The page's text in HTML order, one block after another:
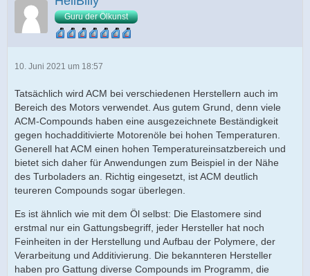
Guru der Ölkunst
10. Juni 2021 um 18:57
Tatsächlich wird ACM bei verschiedenen Herstellern auch im
Bereich des Motors verwendet. Aus gutem Grund, denn viele
ACM-Compounds haben eine ausgezeichnete Beständigkeit
gegen hochadditivierte Motorenöle bei hohen Temperaturen.
Generell hat ACM einen hohen Temperatureinsatzbereich und
bietet sich daher für Anwendungen zum Beispiel in der Nähe
des Turboladers an. Richtig eingesetzt, ist ACM deutlich
teureren Compounds sogar überlegen.
Es ist ähnlich wie mit dem Öl selbst: Die Elastomere sind
erstmal nur ein Gattungsbegriff, jeder Hersteller hat noch
Feinheiten in der Herstellung und Aufbau der Polymere, der
Verarbeitung und Additivierung. Die bekannteren Hersteller
haben pro Gattung diverse Compounds im Programm, die